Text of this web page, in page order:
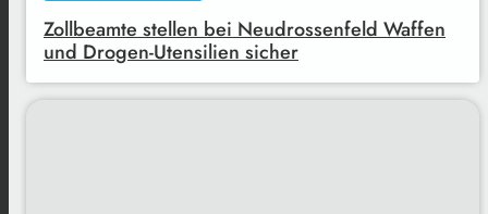
Zollbeamte stellen bei Neudrossenfeld Waffen
und Drogen-Utensilien sicher